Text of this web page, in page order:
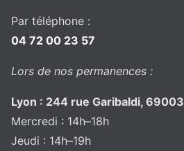
Par téléphone :
04 72 00 23 57
Lors de nos permanences :
Lyon : 244 rue Garibaldi, 69003
Mercredi : 14h–18h
Jeudi : 14h–19h